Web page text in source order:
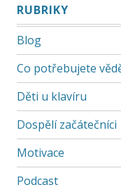
RUBRIKY
Blog
Co potřebujete
Děti u klavíru
Dospělí začátečníci
Motivace
Podcast